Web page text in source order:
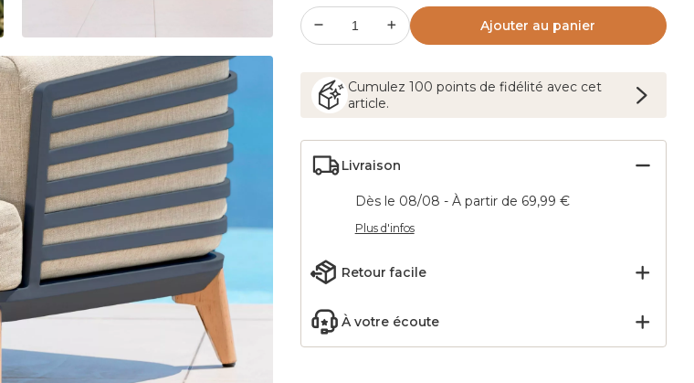
Ajouter au panier
Cumulez 100 pointsde fidélité avec cet
article.
Livraison
Dès le 08/08 - À partir de 69,99 €
Plus d'infos
Retour facile
À votre écoute